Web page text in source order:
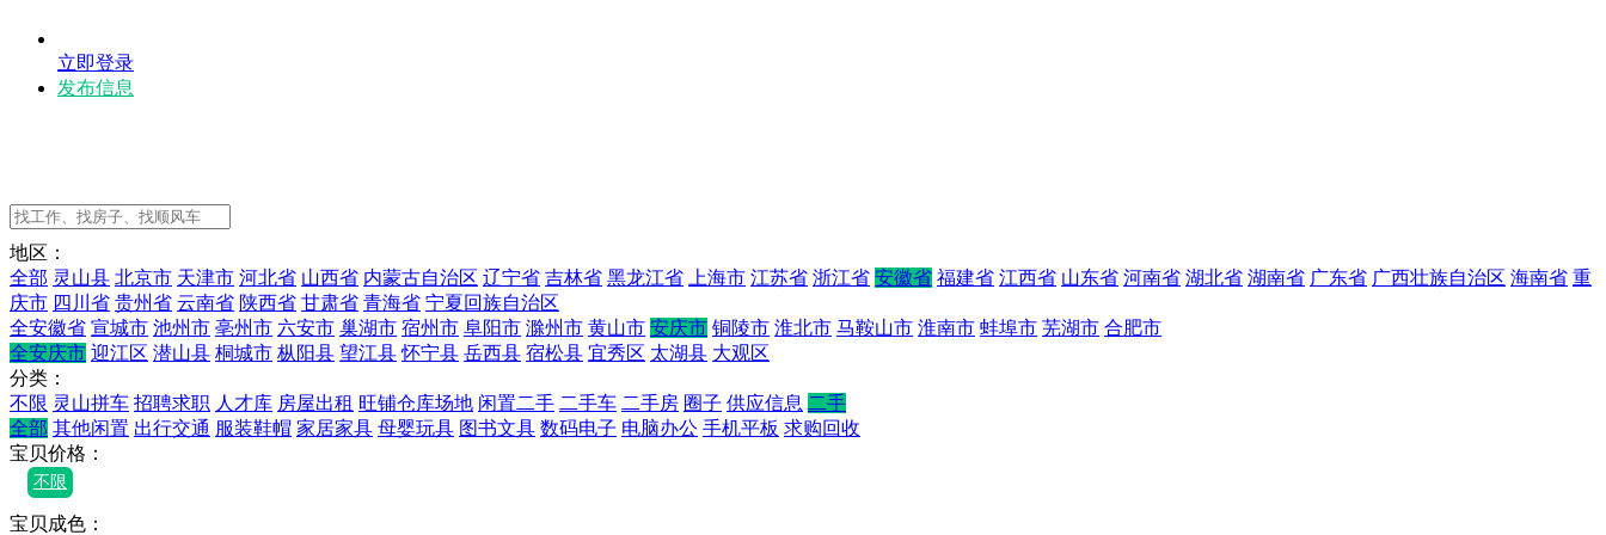
立即登录
发布信息
地区：
全部 灵山县 北京市 天津市 河北省 山西省 内蒙古自治区 辽宁省 吉林省 黑龙江省 上海市 江苏省 浙江省 安徽省 福建省 江西省 山东省 河南省 湖北省 湖南省 广东省 广西壮族自治区 海南省 重
庆市 四川省 贵州省 云南省 陕西省 甘肃省 青海省 宁夏回族自治区
全安徽省 宣城市 池州市 亳州市 六安市 巢湖市 宿州市 阜阳市 滁州市 黄山市 安庆市 铜陵市 淮北市 马鞍山市 淮南市 蚌埠市 芜湖市 合肥市
全安庆市 迎江区 潜山县 桐城市 枞阳县 望江县 怀宁县 岳西县 宿松县 宜秀区 太湖县 大观区
分类：
不限 灵山拼车 招聘求职 人才库 房屋出租 旺铺仓库场地 闲置二手 二手车 二手房 圈子 供应信息 二手
全部 其他闲置 出行交通 服装鞋帽 家居家具 母婴玩具 图书文具 数码电子 电脑办公 手机平板 求购回收
宝贝价格：
不限
宝贝成色：